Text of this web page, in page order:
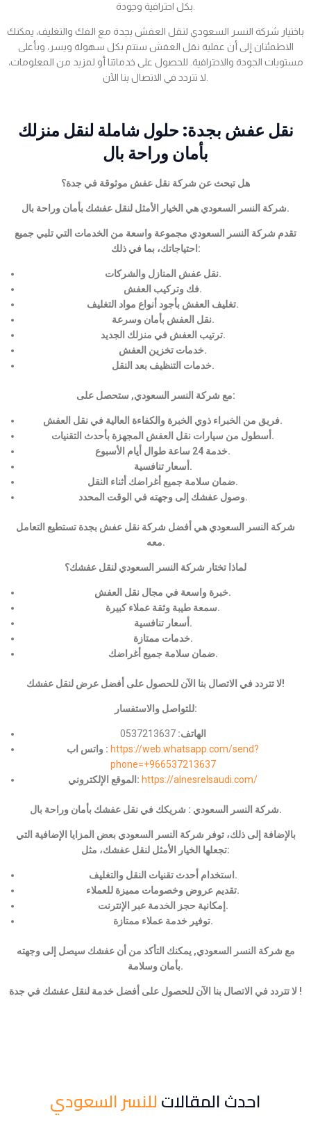
باختيار شركة النسر السعودي لنقل العفش بجدة مع الفك والتغليف، يمكنك
الاطمئنان إلى أن عملية نقل العفش ستتم بكل سهولة ويسر، وبأعلى
مستويات الجودة والاحترافية. للحصول على خدماتنا أو لمزيد من المعلومات،
نقل عفش بجدة: حلول شاملة لنقل منزلك
بأمان وراحة بال
هل تبحث عن شركة نقل عفش موثوقة في جدة؟
شركة النسر السعودي هي الخيار الأمثل لنقل عفشك بأمان وراحة بال.
تقدم شركة النسر السعودي مجموعة واسعة من الخدمات التي تلبي جميع
احتياجاتك، بما في ذلك:
نقل عفش المنازل والشركات.
فك وتركيب العفش.
تغليف العفش بأجود أنواع مواد التغليف.
نقل العفش بأمان وسرعة.
ترتيب العفش في منزلك الجديد.
خدمات تخزين العفش.
خدمات التنظيف بعد النقل.
مع شركة النسر السعودي, ستحصل على:
فريق من الخبراء ذوي الخبرة والكفاءة العالية في نقل العفش.
أسطول من سيارات نقل العفش المجهزة بأحدث التقنيات.
خدمة 24 ساعة طوال أيام الأسبوع.
أسعار تنافسية.
ضمان سلامة جميع أغراضك أثناء النقل.
وصول عفشك إلى وجهته في الوقت المحدد.
شركة النسر السعودي هي أفضل شركة نقل عفش بجدة تستطيع التعامل
معه.
لماذا تختار شركة النسر السعودي لنقل عفشك؟
خبرة واسعة في مجال نقل العفش.
سمعة طيبة وثقة عملاء كبيرة.
أسعار تنافسية.
خدمات ممتازة.
ضمان سلامة جميع أغراضك.
لا تتردد في الاتصال بنا الآن للحصول على أفضل عرض لنقل عفشك!
للتواصل والاستفسار:
الهاتف: 0537213637
واتس اب : https://web.whatsapp.com/send?
phone=+966537213637
الموقع الإلكتروني: https://alnesrelsaudi.com/
شركة النسر السعودي : شريكك في نقل عفشك بأمان وراحة بال.
بالإضافة إلى ذلك، توفر شركة النسر السعودي بعض المزايا الإضافية التي
تجعلها الخيار الأمثل لنقل عفشك، مثل:
استخدام أحدث تقنيات النقل والتغليف.
تقديم عروض وخصومات مميزة للعملاء.
إمكانية حجز الخدمة عبر الإنترنت.
توفير خدمة عملاء ممتازة.
مع شركة النسر السعودي, يمكنك التأكد من أن عفشك سيصل إلى وجهته
بأمان وسلامة.
لا تتردد في الاتصال بنا الآن للحصول على أفضل خدمة لنقل عفشك في جدة !
احدث المقالاتللنسر السعودي